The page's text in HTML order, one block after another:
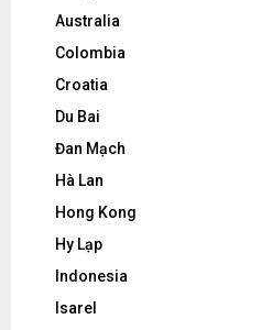
Australia
Colombia
Croatia
Du Bai
Đan Mạch
Hà Lan
Hong Kong
Hy Lạp
Indonesia
Isarel